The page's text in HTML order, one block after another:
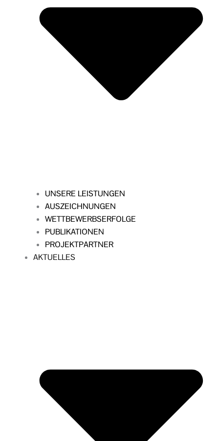
UNSERE LEISTUNGEN
AUSZEICHNUNGEN
WETTBEWERBSERFOLGE
PUBLIKATIONEN
PROJEKTPARTNER
AKTUELLES